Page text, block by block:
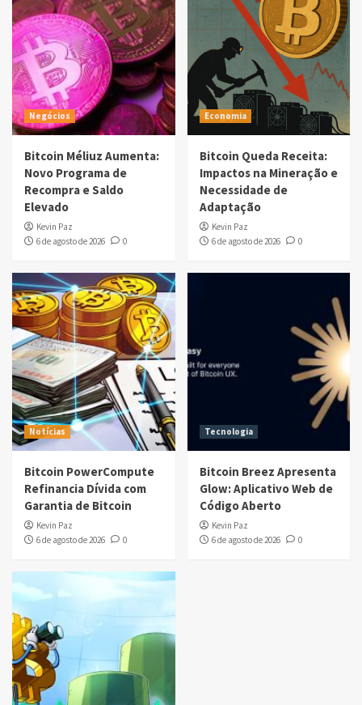
Negócios
Bitcoin Méliuz Aumenta:
Novo Programa de
Recompra e Saldo
Elevado
Kevin Paz
6 de agosto de 2026
0
Economia
Bitcoin Queda Receita:
Impactos na Mineração e
Necessidade de
Adaptação
Kevin Paz
6 de agosto de 2026
0
Notícias
Bitcoin PowerCompute
Refinancia Dívida com
Garantia de Bitcoin
Kevin Paz
6 de agosto de 2026
0
Tecnologia
Bitcoin Breez Apresenta
Glow: Aplicativo Web de
Código Aberto
Kevin Paz
6 de agosto de 2026
0